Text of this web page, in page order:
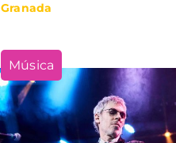
Granada
Música